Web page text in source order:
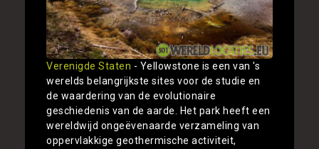
Verenigde Staten - Yellowstone is een van 's
werelds belangrijkste sites voor de studie en
de waardering van de evolutionaire
geschiedenis van de aarde. Het park heeft een
wereldwijd ongeëvenaarde verzameling van
oppervlakkige geothermische activiteit,